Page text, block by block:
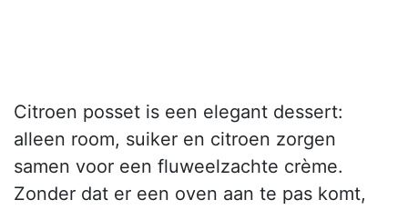
Citroen posset is een elegant dessert:
alleen room, suiker en citroen zorgen
samen voor een fluweelzachte crème.
Zonder dat er een oven aan te pas komt,